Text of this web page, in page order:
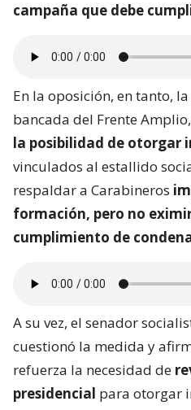
campaña que debe
En la oposición, en tanto,
bancada del Frente
la posibilidad de otorgar
vinculados al estallido
respaldar a Carabineros
formación, pero no
cumplimiento de
A su vez, el senador
cuestionó la medida y
refuerza la necesidad de
presidencial para otorgar